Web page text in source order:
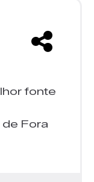
fonte
Fora